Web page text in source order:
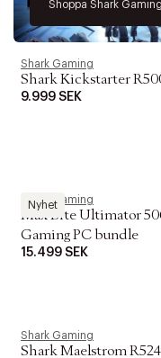
Shark Gaming
Shark Kickstarter
9.999 SEK
Nyhet
Shark Gaming
Max Bite Ultimator
Gaming PC bundle
15.499 SEK
Shark Gaming
Shark Maelstrom
Shoppa Shark Gaming